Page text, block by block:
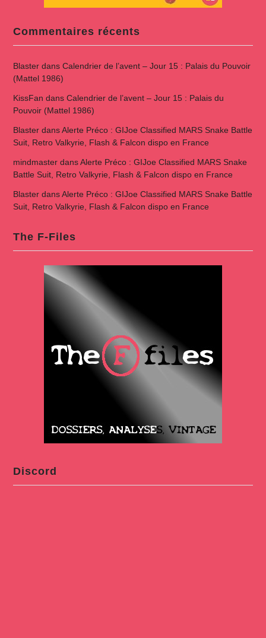
Commentaires récents
Blasterdans Calendrier de l’avent – Jour 15 : Palais du Pouvoir
(Mattel 1986)
KissFan dans Calendrier de l’avent – Jour 15 : Palais du
Pouvoir (Mattel 1986)
BlasterdansAlerte Préco : GIJoe Classified MARS Snake Battle
Suit, Retro Valkyrie, Flash & Falcon dispo en France
mindmasterdansAlerte Préco : GIJoe Classified MARS Snake
Battle Suit, Retro Valkyrie, Flash & Falcon dispo en France
BlasterdansAlerte Préco : GIJoe Classified MARS Snake Battle
Suit, Retro Valkyrie, Flash & Falcon dispo en France
The F-Files
Discord